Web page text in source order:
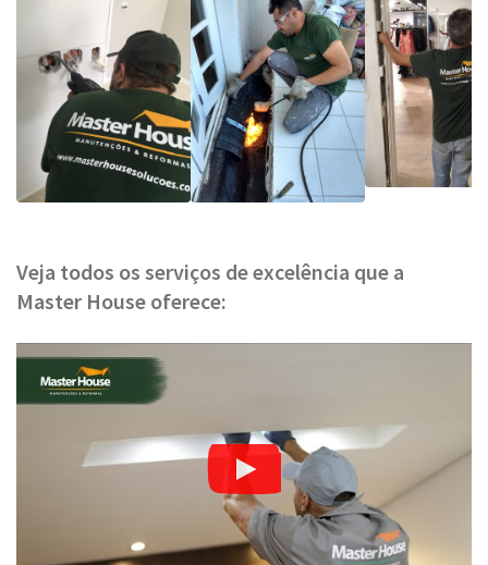
Veja todos os serviços de excelência que a
Master House oferece: